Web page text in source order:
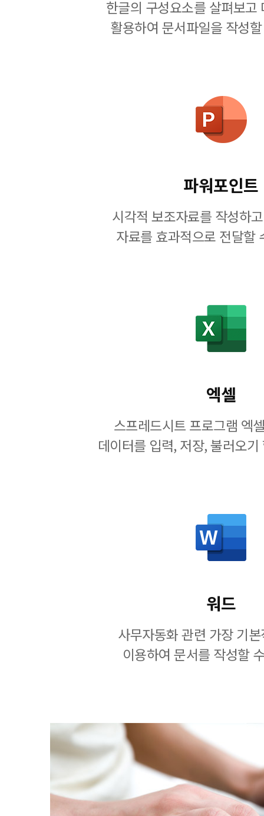
한글의 구성요소를 살펴보고
활용하여 문서파일을 작성
파워포인트
시각적 보조자료를 작성하
자료를 효과적으로 전달할
엑셀
스프레드시트 프로그램 엑
데이터를 입력, 저장, 불러오
워드
사무자동화 관련 가장 기
이용하여 문서를 작성할